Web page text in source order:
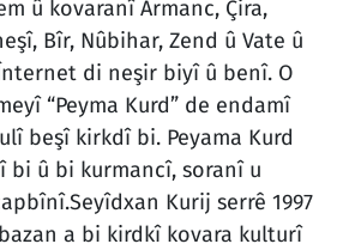
û kovaranî Armanc, Çira,
Bîr, Nûbihar, Zend û Vate û
di neşir biyî û benî. O
“Peyma Kurd” de endamî
beşî kirkdî bi. Peyama Kurd
bi û bi kurmancî, soranî u
Kurij serrê 1997
a bi kirdkî kovara kulturî